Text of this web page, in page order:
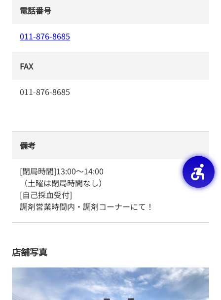
電話番号
011-876-8685
FAX
011-876-8685
備考
[閉局時間]13:00～14:00
（土曜は閉局時間なし）
[自己採血受付]
調剤営業時間内・調剤コーナーにて！
店舗写真